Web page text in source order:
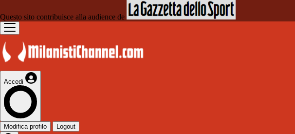
Questo sito contribuisce alla audience de
Accedi
Modifica profilo Logout